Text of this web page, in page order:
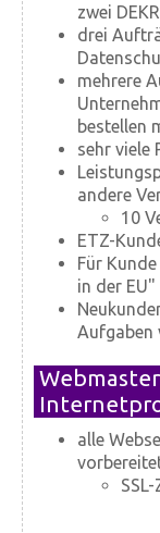
zwei
drei
mehrere
bestellen
sehr viele
andere
10
ETZ-
Für
in der EU"
Aufgaben
alle